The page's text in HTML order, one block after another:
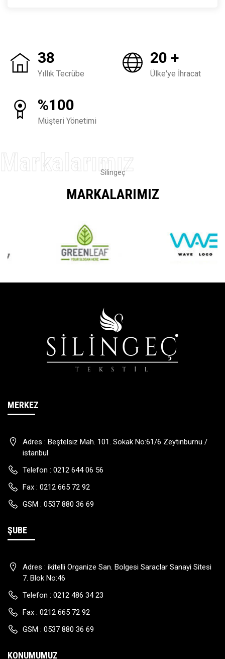
38
Yıllık Tecrübe
20 +
Ülke'ye İhracat
%100
Müşteri Yönetimi
Silingeç
MARKALARIMIZ
MERKEZ
Adres : Beştelsiz Mah. 101. Sokak No:61/6 Zeytinburnu /
istanbul
Telefon : 0212 644 06 56
Fax : 0212 665 72 92
GSM : 0537 880 36 69
ŞUBE
Adres : ikitelli Organize San. Bolgesi Saraclar Sanayi Sitesi
7. Blok No:46
Telefon : 0212 486 34 23
Fax : 0212 665 72 92
GSM : 0537 880 36 69
KONUMUMUZ